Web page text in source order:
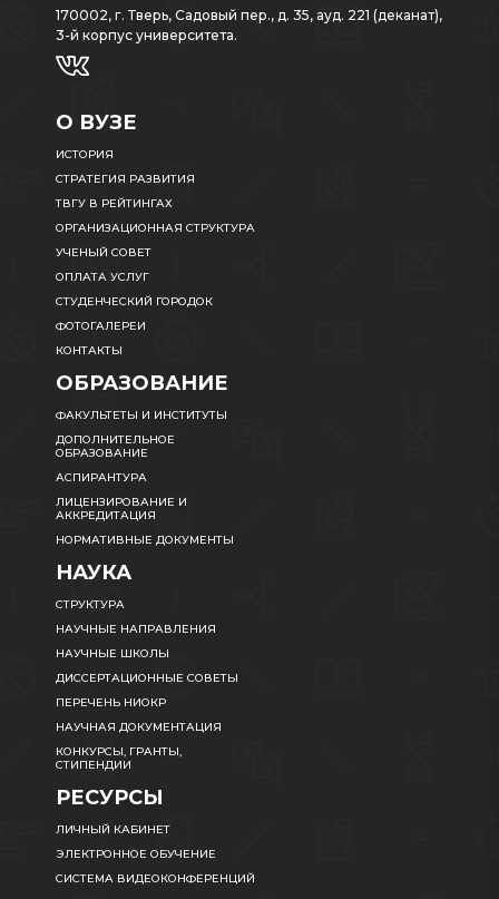
170002, г. Тверь, Садовый пер., д. 35, ауд. 221 (деканат),
3-й корпус университета.
О ВУЗЕ
ИСТОРИЯ
СТРАТЕГИЯ РАЗВИТИЯ
ТВГУ В РЕЙТИНГАХ
ОРГАНИЗАЦИОННАЯ СТРУКТУРА
УЧЕНЫЙ СОВЕТ
ОПЛАТА УСЛУГ
СТУДЕНЧЕСКИЙ ГОРОДОК
ФОТОГАЛЕРЕИ
КОНТАКТЫ
ОБРАЗОВАНИЕ
ФАКУЛЬТЕТЫ И ИНСТИТУТЫ
ДОПОЛНИТЕЛЬНОЕ
ОБРАЗОВАНИЕ
АСПИРАНТУРА
ЛИЦЕНЗИРОВАНИЕ И
АККРЕДИТАЦИЯ
НОРМАТИВНЫЕ ДОКУМЕНТЫ
НАУКА
СТРУКТУРА
НАУЧНЫЕ НАПРАВЛЕНИЯ
НАУЧНЫЕ ШКОЛЫ
ДИССЕРТАЦИОННЫЕ СОВЕТЫ
ПЕРЕЧЕНЬ НИОКР
НАУЧНАЯ ДОКУМЕНТАЦИЯ
КОНКУРСЫ, ГРАНТЫ,
СТИПЕНДИИ
РЕСУРСЫ
ЛИЧНЫЙ КАБИНЕТ
ЭЛЕКТРОННОЕ ОБУЧЕНИЕ
СИСТЕМА ВИДЕОКОНФЕРЕНЦИЙ